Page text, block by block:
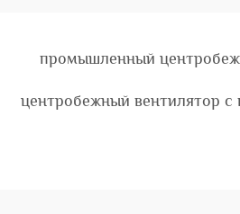
промышленный
центробежный вентилятор с